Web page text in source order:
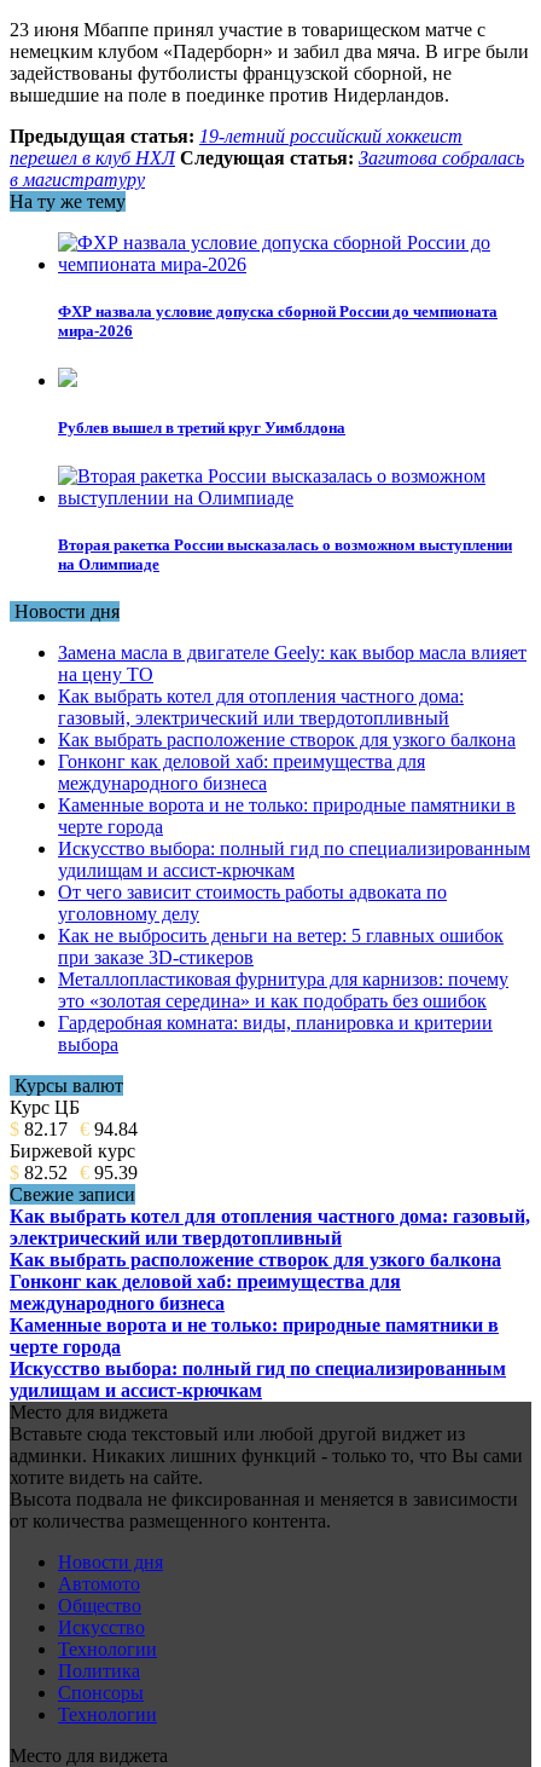
23 июня Мбаппе принял участие в товарищеском матче с
немецким клубом «Падерборн» и забил два мяча. В игре были
задействованы футболисты французской сборной, не
вышедшие на поле в поединке против Нидерландов.
Предыдущая статья: 19-летний российский хоккеист
перешел в клуб НХЛ Следующая статья: Загитова собралась
в магистратуру
На ту же тему
ФХР назвала условие допуска сборной России до чемпионата
мира-2026
Рублев вышел в третий круг Уимблдона
Вторая ракетка России высказалась о возможном выступлении
на Олимпиаде
Новости дня
Замена масла в двигателе Geely: как выбор масла влияет
на цену ТО
Как выбрать котел для отопления частного дома:
газовый, электрический или твердотопливный
Как выбрать расположение створок для узкого балкона
Гонконг как деловой хаб: преимущества для
международного бизнеса
Каменные ворота и не только: природные памятники в
черте города
Искусство выбора: полный гид по специализированным
удилищам и ассист-крючкам
От чего зависит стоимость работы адвоката по
уголовному делу
Как не выбросить деньги на ветер: 5 главных ошибок
при заказе 3D-стикеров
Металлопластиковая фурнитура для карнизов: почему
это «золотая середина» и как подобрать без ошибок
Гардеробная комната: виды, планировка и критерии
выбора
Курсы валют
Курс ЦБ
$ 82.17 € 94.84
Биржевой курс
$ 82.52 € 95.39
Свежие записи
Как выбрать котел для отопления частного дома: газовый,
электрический или твердотопливный
Как выбрать расположение створок для узкого балкона
Гонконг как деловой хаб: преимущества для
международного бизнеса
Каменные ворота и не только: природные памятники в
черте города
Искусство выбора: полный гид по специализированным
удилищам и ассист-крючкам
Место для виджета
Вставьте сюда текстовый или любой другой виджет из
админки. Никаких лишних функций - только то, что Вы сами
хотите видеть на сайте.
Высота подвала не фиксированная и меняется в зависимости
от количества размещенного контента.
Новости дня
Автомото
Общество
Искусство
Технологии
Политика
Спонсоры
Технологии
Место для виджета